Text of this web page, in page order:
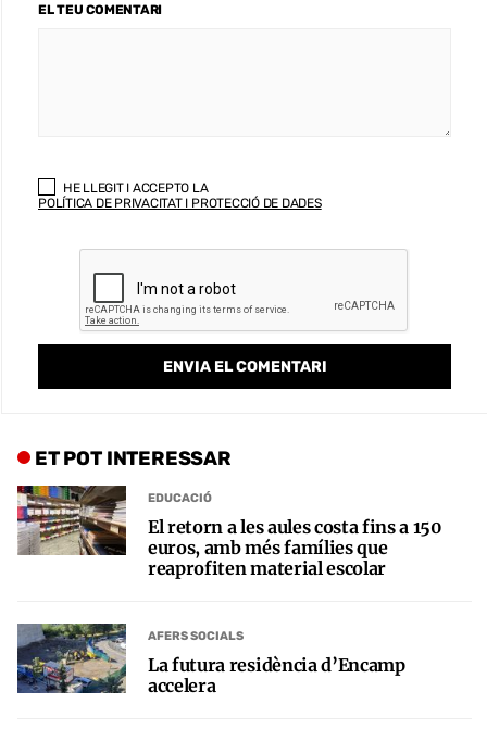
EL TEU COMENTARI
HE LLEGIT I ACCEPTO LA
POLÍTICA DE PRIVACITAT I PROTECCIÓ DE DADES
ET POT INTERESSAR
EDUCACIÓ
El retorn a les aules costa fins a 150
euros, amb més famílies que
reaprofiten material escolar
AFERS SOCIALS
La futura residència d’Encamp
accelera